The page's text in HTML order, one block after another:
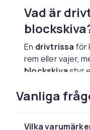
Vad är
En drivtrissa för
rem eller vajer,
blockskivastyr
och kedjedrifter
Vanliga
Vilka